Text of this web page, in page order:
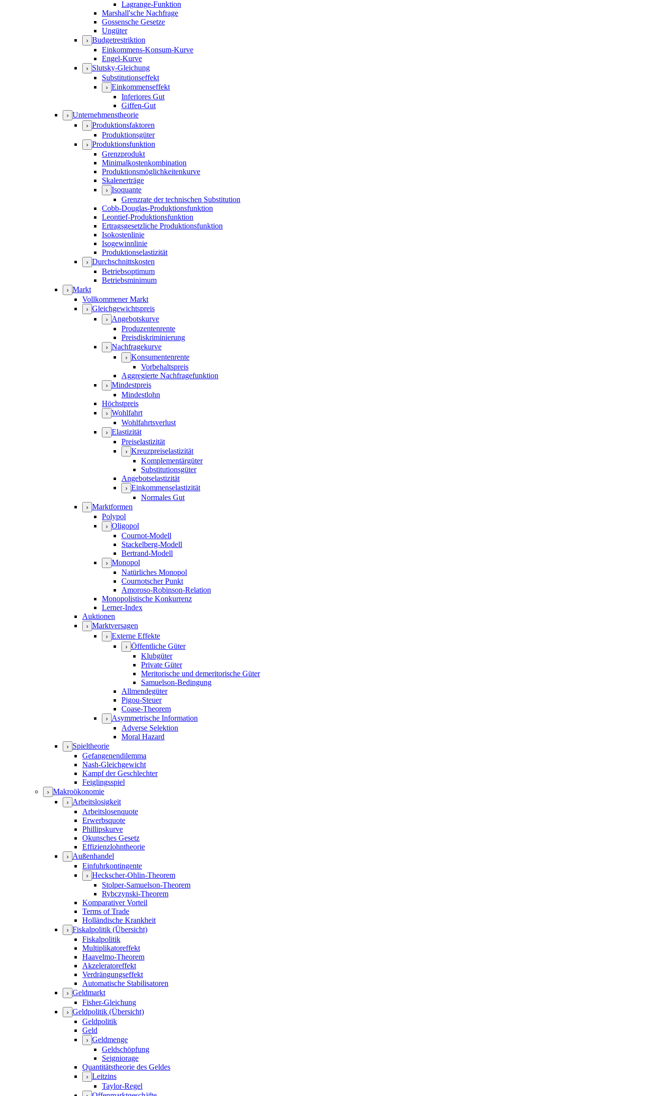
Lagrange-Funktion
Marshall'sche Nachfrage
Gossensche Gesetze
Ungüter
› Budgetrestriktion
Einkommens-Konsum-Kurve
Engel-Kurve
› Slutsky-Gleichung
Substitutionseffekt
› Einkommenseffekt
Inferiores Gut
Giffen-Gut
› Unternehmenstheorie
› Produktionsfaktoren
Produktionsgüter
› Produktionsfunktion
Grenzprodukt
Minimalkostenkombination
Produktionsmöglichkeitenkurve
Skalenerträge
› Isoquante
Grenzrate der technischen Substitution
Cobb-Douglas-Produktionsfunktion
Leontief-Produktionsfunktion
Ertragsgesetzliche Produktionsfunktion
Isokostenlinie
Isogewinnlinie
Produktionselastizität
› Durchschnittskosten
Betriebsoptimum
Betriebsminimum
› Markt
Vollkommener Markt
› Gleichgewichtspreis
› Angebotskurve
Produzentenrente
Preisdiskriminierung
› Nachfragekurve
› Konsumentenrente
Vorbehaltspreis
Aggregierte Nachfragefunktion
› Mindestpreis
Mindestlohn
Höchstpreis
› Wohlfahrt
Wohlfahrtsverlust
› Elastizität
Preiselastizität
› Kreuzpreiselastizität
Komplementärgüter
Substitutionsgüter
Angebotselastizität
› Einkommenselastizität
Normales Gut
› Marktformen
Polypol
› Oligopol
Cournot-Modell
Stackelberg-Modell
Bertrand-Modell
› Monopol
Natürliches Monopol
Cournotscher Punkt
Amoroso-Robinson-Relation
Monopolistische Konkurrenz
Lerner-Index
Auktionen
› Marktversagen
› Externe Effekte
› Öffentliche Güter
Klubgüter
Private Güter
Meritorische und demeritorische Güter
Samuelson-Bedingung
Allmendegüter
Pigou-Steuer
Coase-Theorem
› Asymmetrische Information
Adverse Selektion
Moral Hazard
› Spieltheorie
Gefangenendilemma
Nash-Gleichgewicht
Kampf der Geschlechter
Feiglingsspiel
› Makroökonomie
› Arbeitslosigkeit
Arbeitslosenquote
Erwerbsquote
Phillipskurve
Okunsches Gesetz
Effizienzlohntheorie
› Außenhandel
Einfuhrkontingente
› Heckscher-Ohlin-Theorem
Stolper-Samuelson-Theorem
Rybczynski-Theorem
Komparativer Vorteil
Terms of Trade
Holländische Krankheit
› Fiskalpolitik (Übersicht)
Fiskalpolitik
Multiplikatoreffekt
Haavelmo-Theorem
Akzeleratoreffekt
Verdrängungseffekt
Automatische Stabilisatoren
› Geldmarkt
Fisher-Gleichung
› Geldpolitik (Übersicht)
Geldpolitik
Geld
› Geldmenge
Geldschöpfung
Seigniorage
Quantitätstheorie des Geldes
› Leitzins
Taylor-Regel